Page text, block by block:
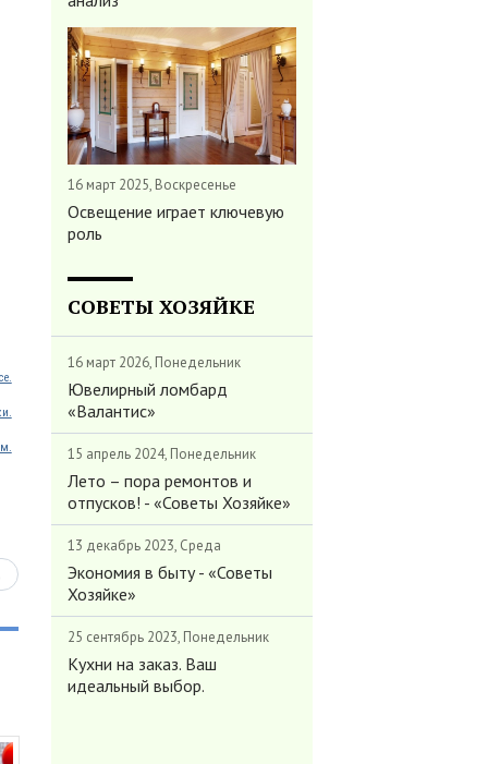
16 март 2025, Воскресенье
Освещение играет ключевую
роль
СОВЕТЫ ХОЗЯЙКЕ
16 март 2026, Понедельник
Ювелирный ломбард
«Валантис»
15 апрель 2024, Понедельник
Лето – пора ремонтов и
отпусков! - «Советы Хозяйке»
13 декабрь 2023, Среда
Экономия в быту - «Советы
Хозяйке»
25 сентябрь 2023, Понедельник
Кухни на заказ. Ваш
идеальный выбор.